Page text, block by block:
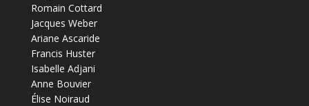
Romain Cottard
Jacques Weber
Ariane Ascaride
Francis Huster
Isabelle Adjani
Anne Bouvier
Élise Noiraud